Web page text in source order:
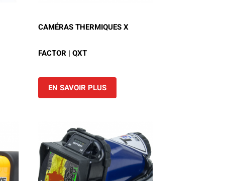
CAMÉRAS THERMIQUES X
FACTOR | QXT
EN SAVOIR PLUS